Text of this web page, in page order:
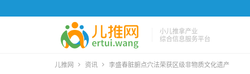
小儿推拿产业
综合信息服务平台
儿推网 资讯 李盛春脏腑点穴法荣获区级非物质文化遗产